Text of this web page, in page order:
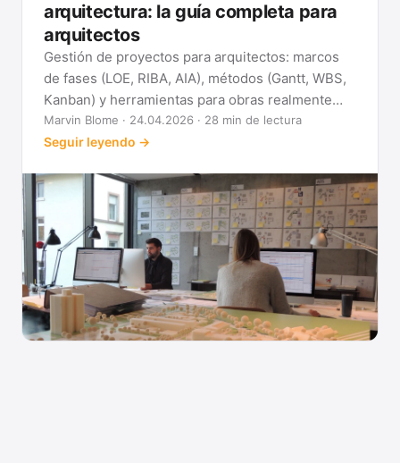
arquitectura: la guía completa para
arquitectos
Gestión de proyectos para arquitectos: marcos
de fases (LOE, RIBA, AIA), métodos (Gantt, WBS,
Kanban) y herramientas para obras realmente
previsibles.
Marvin Blome · 24.04.2026 · 28 min de lectura
Seguir leyendo →